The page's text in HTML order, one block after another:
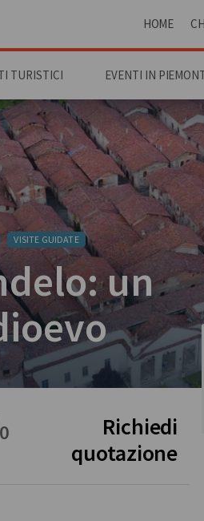
HOME
TURISTICI EVENTI IN
VISITE GUIDATE
un
Richiedi
quotazione